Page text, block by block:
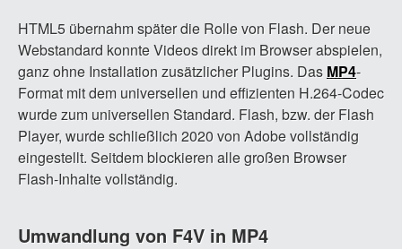
HTML5 übernahm später die Rolle von Flash. Der neue
Webstandard konnte Videos direkt im Browser abspielen,
ganz ohne Installation zusätzlicher Plugins. Das MP4-
Format mit dem universellen und effizienten H.264-Codec
wurde zum universellen Standard. Flash, bzw. der Flash
Player, wurde schließlich 2020 von Adobe vollständig
eingestellt. Seitdem blockieren alle großen Browser
Flash-Inhalte vollständig.
Umwandlung von F4V in MP4